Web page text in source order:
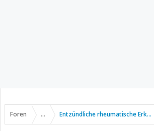
Foren ... Entzündliche rheumatische